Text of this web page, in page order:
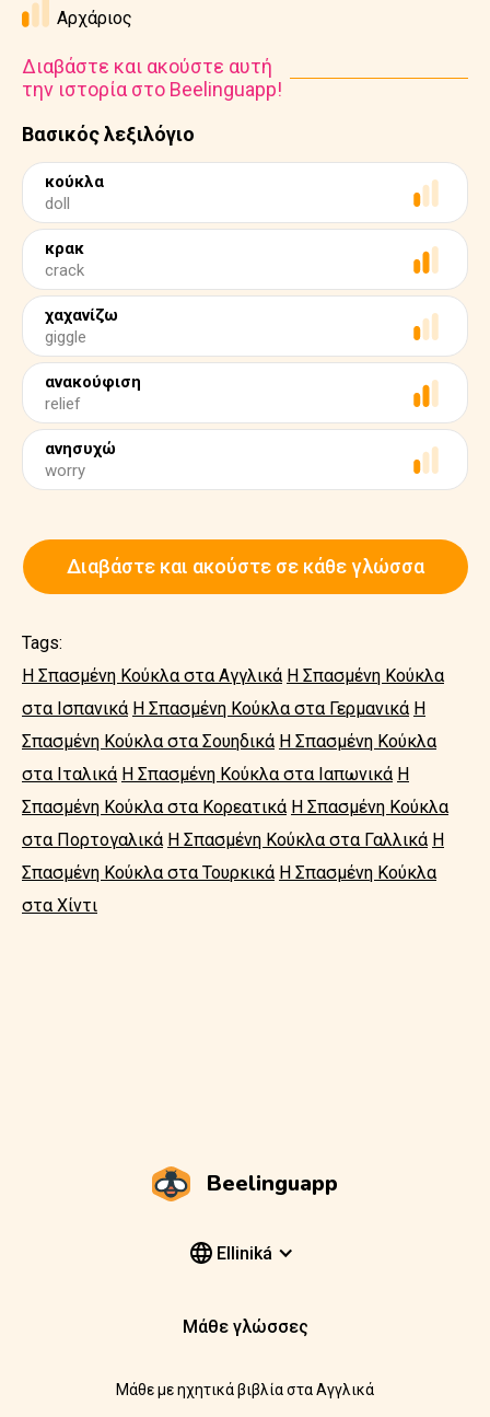
Βασικός λεξιλόγιο
κούκλα
doll
κρακ
crack
χαχανίζω
giggle
ανακούφιση
relief
ανησυχώ
worry
Αρχάριος
Διαβάστε και ακούστε αυτή
την ιστορία στο Beelinguapp!
Διαβάστε και ακούστε σε κάθε γλώσσα
Tags:
Η Σπασμένη Κούκλα στα Αγγλικά Η Σπασμένη Κούκλα
στα Ισπανικά Η Σπασμένη Κούκλα στα Γερμανικά Η
Σπασμένη Κούκλα στα Σουηδικά Η Σπασμένη Κούκλα
στα Ιταλικά Η Σπασμένη Κούκλα στα Ιαπωνικά Η
Σπασμένη Κούκλα στα Κορεατικά Η Σπασμένη Κούκλα
στα Πορτογαλικά Η Σπασμένη Κούκλα στα Γαλλικά Η
Σπασμένη Κούκλα στα Τουρκικά Η Σπασμένη Κούκλα
στα Χίντι
Beelinguapp
Elliniká
Μάθε γλώσσες
Μάθε με ηχητικά βιβλία στα Αγγλικά